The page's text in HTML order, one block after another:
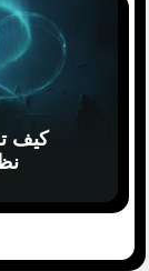
كيف